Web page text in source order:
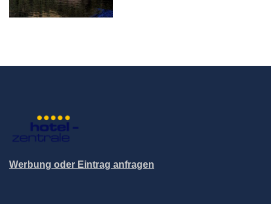
Werbung oder Eintrag anfragen